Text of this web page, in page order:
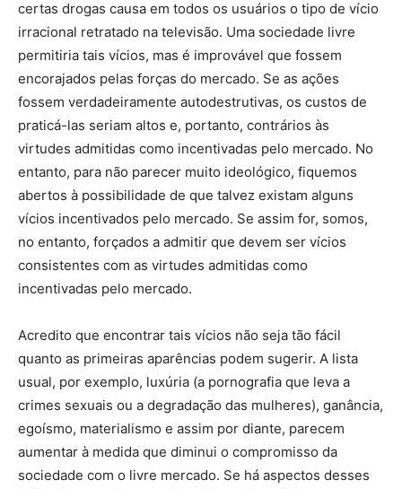
certas drogas causa em todos os usuários o tipo de vício
irracional retratado na televisão. Uma sociedade livre
permitiria tais vícios, mas é improvável que fossem
encorajados pelas forças do mercado. Se as ações
fossem verdadeiramente autodestrutivas, os custos de
praticá-las seriam altos e, portanto, contrários às
virtudes admitidas como incentivadas pelo mercado. No
entanto, para não parecer muito ideológico, fiquemos
abertos à possibilidade de que talvez existam alguns
vícios incentivados pelo mercado. Se assim for, somos,
no entanto, forçados a admitir que devem ser vícios
consistentes com as virtudes admitidas como
incentivadas pelo mercado.
Acredito que encontrar tais vícios não seja tão fácil
quanto as primeiras aparências podem sugerir. A lista
usual, por exemplo, luxúria (a pornografia que leva a
crimes sexuais ou a degradação das mulheres), ganância,
egoísmo, materialismo e assim por diante, parecem
aumentar à medida que diminui o compromisso da
sociedade com o livre mercado. Se há aspectos desses